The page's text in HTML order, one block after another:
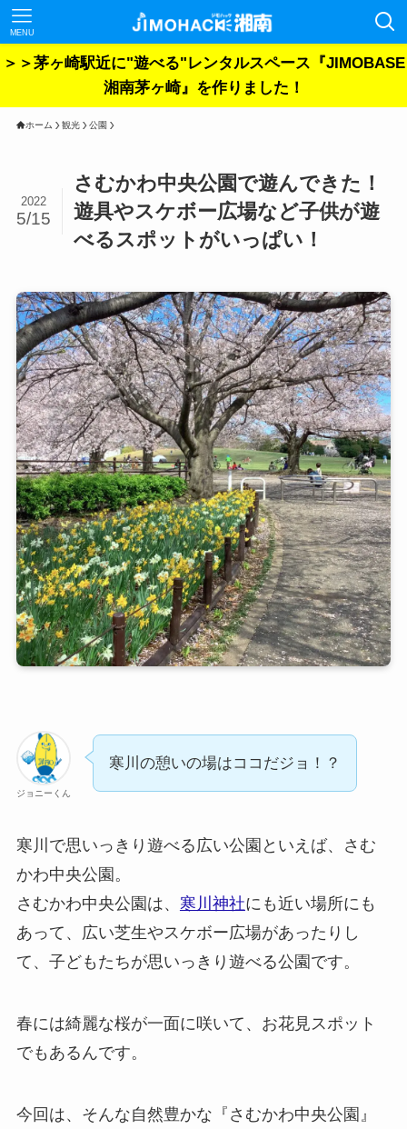
MENU
＞＞茅ヶ崎駅近に"遊べる"レンタルスペース『JIMOBASE
湘南茅ヶ崎』を作りました！
ホーム 観光 公園
さむかわ中央公園で遊んできた！
遊具やスケボー広場など子供が遊
べるスポットがいっぱい！
2022
5/15
ジョニーくん
寒川の憩いの場はココだジョ！？
寒川で思いっきり遊べる広い公園といえば、さむ
かわ中央公園。
さむかわ中央公園は、 寒川神社にも近い場所にも
あって、広い芝生やスケボー広場があったりし
て、子どもたちが思いっきり遊べる公園です。
春には綺麗な桜が一面に咲いて、お花見スポット
でもあるんです。
今回は、そんな自然豊かな『さむかわ中央公園』